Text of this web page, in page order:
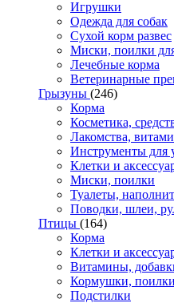
Игрушки
Одежда для собак
Сухой корм развес
Миски, поилки
Лечебные корма
Ветеринарные
Грызуны (246)
Корма
Косметика,
Лакомства,
Инструменты для
Клетки и
Миски, поилки
Туалеты,
Поводки, шлеи,
Птицы (164)
Корма
Клетки и
Витамины,
Кормушки, поилки
Подстилки